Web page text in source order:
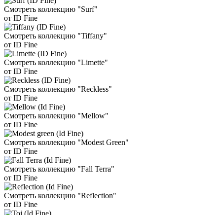
Смотреть коллекцию "Surf"
от ID Fine
Смотреть коллекцию "Tiffany"
от ID Fine
Смотреть коллекцию "Limette"
от ID Fine
Смотреть коллекцию "Reckless"
от ID Fine
Смотреть коллекцию "Mellow"
от ID Fine
Смотреть коллекцию "Modest Green"
от ID Fine
Смотреть коллекцию "Fall Terra"
от ID Fine
Смотреть коллекцию "Reflection"
от ID Fine